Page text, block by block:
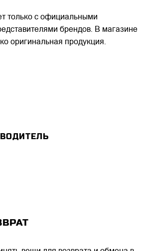
только с официальными
брендов. В магазине
оригинальная продукция.